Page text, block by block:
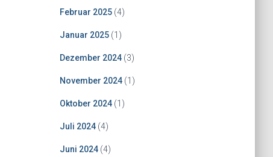
Februar 2025(4)
Januar 2025(1)
Dezember 2024(3)
November 2024(1)
Oktober 2024(1)
Juli 2024(4)
Juni 2024(4)